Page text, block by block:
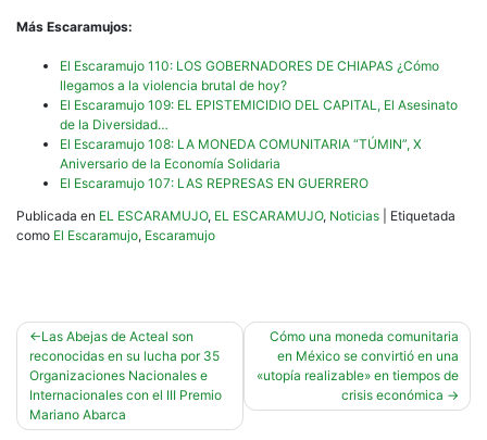
Más Escaramujos:
El Escaramujo 110: LOS GOBERNADORES DE CHIAPAS ¿Cómo
llegamos a la violencia brutal de hoy?
El Escaramujo 109: EL EPISTEMICIDIO DEL CAPITAL, El Asesinato
de la Diversidad…
El Escaramujo 108: LA MONEDA COMUNITARIA “TÚMIN”, X
Aniversario de la Economía Solidaria
El Escaramujo 107: LAS REPRESAS EN GUERRERO
Publicada en EL ESCARAMUJO, EL ESCARAMUJO, Noticias
Etiquetada
como El Escaramujo, Escaramujo
Navegación
de
entradas
Las Abejas de Acteal son
reconocidas en su lucha por 35
Organizaciones Nacionales e
Internacionales con el III Premio
Mariano Abarca
Cómo una moneda comunitaria
en México se convirtió en una
«utopía realizable» en tiempos de
crisis económica